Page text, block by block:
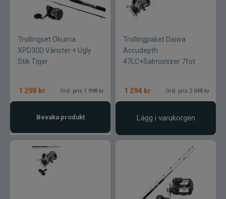
Varumärken
Trollingset Okuma
XPD30D Vänster + Ugly
Stik Tiger
1 298 kr Ord. pris 1 998 kr
Bevaka produkt
Trollingpaket Daiwa
Accudepth
47LC+Salmonizer 7fot
1 294 kr Ord. pris 2 048 kr
Lägg i varukorgen